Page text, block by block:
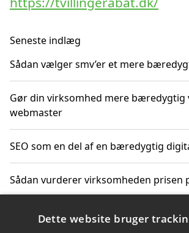
Seneste indlæg
Sådan vælger smv’er et mere
Gør din virksomhed mere bæredygtig
webmaster
SEO som en del af en bæredygtig
Sådan vurderer virksomheden prisen
Sådan får du hjælp til en hjemmeside
Dette website bruger